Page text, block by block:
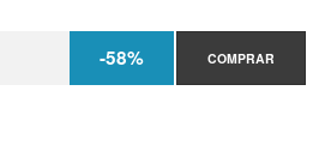
-58% COMPRAR